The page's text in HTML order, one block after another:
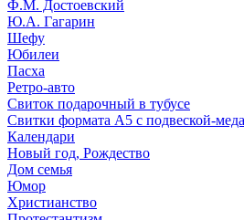
Ф.М. Достоевский
Ю.А. Гагарин
Шефу
Юбилеи
Пасха
Ретро-авто
Свиток подарочный в тубусе
Свитки формата А5 с подвеской-
Календари
Новый год, Рождество
Дом семья
Юмор
Христианство